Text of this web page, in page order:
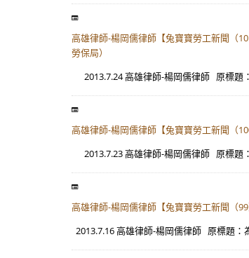
高雄律師-楊岡儒律師【兔寶寶勞工新聞（
勞保局）
2013.7.24 高雄律師-楊岡儒律師 原標題
高雄律師-楊岡儒律師【兔寶寶勞工新聞（
2013.7.23 高雄律師-楊岡儒律師 原標題
高雄律師-楊岡儒律師【兔寶寶勞工新聞（
2013.7.16 高雄律師-楊岡儒律師 原標題：